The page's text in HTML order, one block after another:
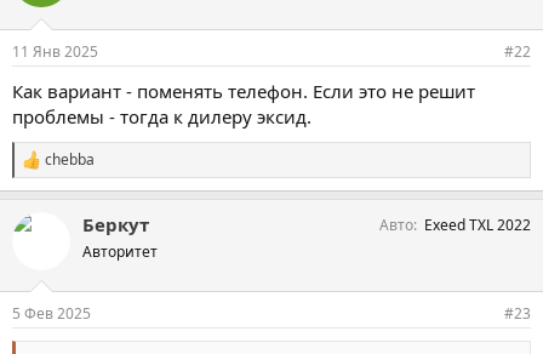
11 Янв 2025 #22
Как вариант - поменять телефон. Если это не решит
проблемы - тогда к дилеру эксид.
С
и
п
chebba
Беркут
Авторитет
Авто Exeed TXL 2022
5 Фев 2025 #23